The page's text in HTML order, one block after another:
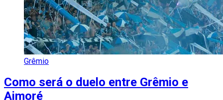
Grêmio
Como será o duelo entre Grêmio e
Aimoré